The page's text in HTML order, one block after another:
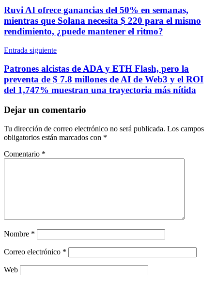
de
entradas
Ruvi AI ofrece ganancias del 50% en semanas,
mientras que Solana necesita $ 220 para el mismo
rendimiento, ¿puede mantener el ritmo?
Entrada siguiente
Patrones alcistas de ADA y ETH Flash, pero la
preventa de $ 7.8 millones de AI de Web3 y el ROI
del 1,747% muestran una trayectoria más nítida
Dejar un comentario
Tu dirección de correo electrónico no será publicada. Los campos
obligatorios están marcados con *
Comentario *
Nombre *
Correo electrónico *
Web